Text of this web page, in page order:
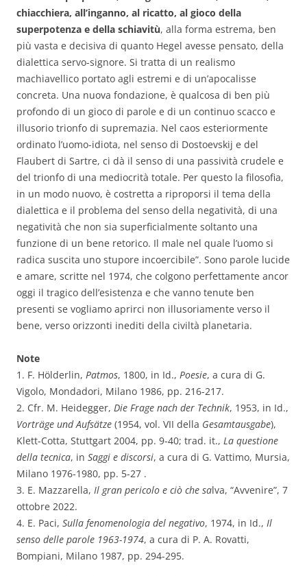
chiacchiera, all’inganno, al ricatto, al gioco della
superpotenza e della schiavitù, alla forma estrema, ben
più vasta e decisiva di quanto Hegel avesse pensato, della
dialettica servo-signore. Si tratta di un realismo
machiavellico portato agli estremi e di un’apocalisse
concreta. Una nuova fondazione, è qualcosa di ben più
profondo di un gioco di parole e di un continuo scacco e
illusorio trionfo di supremazia. Nel caos esteriormente
ordinato l’uomo-idiota, nel senso di Dostoevskij e del
Flaubert di Sartre, ci dà il senso di una passività crudele e
del trionfo di una mediocrità totale. Per questo la filosofia,
in un modo nuovo, è costretta a riproporsi il tema della
dialettica e il problema del senso della negatività, di una
negatività che non sia superficialmente soltanto una
funzione di un bene retorico. Il male nel quale l’uomo si
radica suscita uno stupore incoercibile”. Sono parole lucide
e amare, scritte nel 1974, che colgono perfettamente ancor
oggi il tragico dell’esistenza e che vanno tenute ben
presenti se vogliamo aprirci non illusoriamente verso il
bene, verso orizzonti inediti della civiltà planetaria.
Note
1. F. Hölderlin, Patmos, 1800, in Id., Poesie, a cura di G.
Vigolo, Mondadori, Milano 1986, pp. 216-217.
2. Cfr. M. Heidegger, Die Frage nach der Technik, 1953, in Id.,
Vorträge und Aufsätze (1954, vol. VII della Gesamtausgabe),
Klett-Cotta, Stuttgart 2004, pp. 9-40; trad. it., La questione
della tecnica, in Saggi e discorsi, a cura di G. Vattimo, Mursia,
Milano 1976-1980, pp. 5-27 .
3. E. Mazzarella, Il gran pericolo e ciò che salva, “Avvenire”, 7
ottobre 2022.
4. E. Paci, Sulla fenomenologia del negativo, 1974, in Id., Il
senso delle parole 1963-1974, a cura di P. A. Rovatti,
Bompiani, Milano 1987, pp. 294-295.